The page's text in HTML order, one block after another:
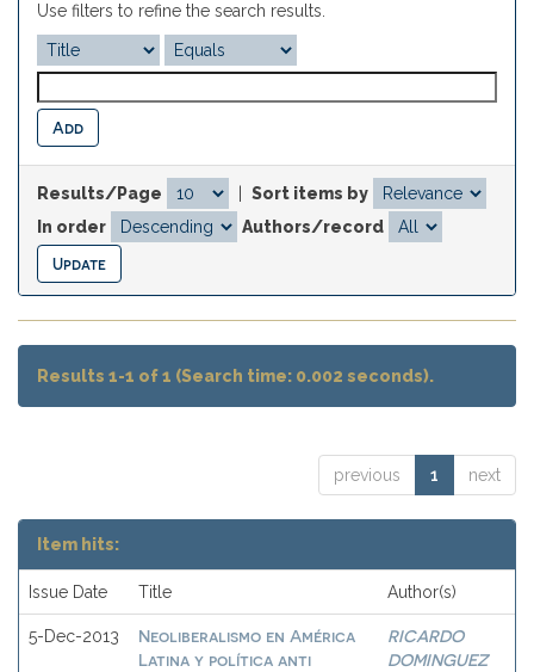
Use filters to refine the search results.
Results/Page
Sort items by
In order
Authors/record
Results 1-1 of 1 (Search time: 0.002 seconds).
previous 1 next
Item hits:
Issue Date Title Author(s)
5-Dec-2013
Neoliberalismo en América
Latina y política anti
RICARDO
DOMINGUEZ